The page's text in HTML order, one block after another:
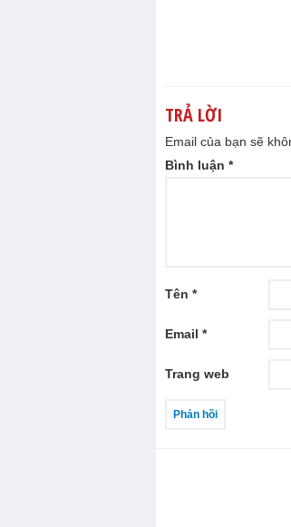
TRẢ LỜI
Email của bạn sẽ
Bình luận *
Tên *
Email *
Trang web